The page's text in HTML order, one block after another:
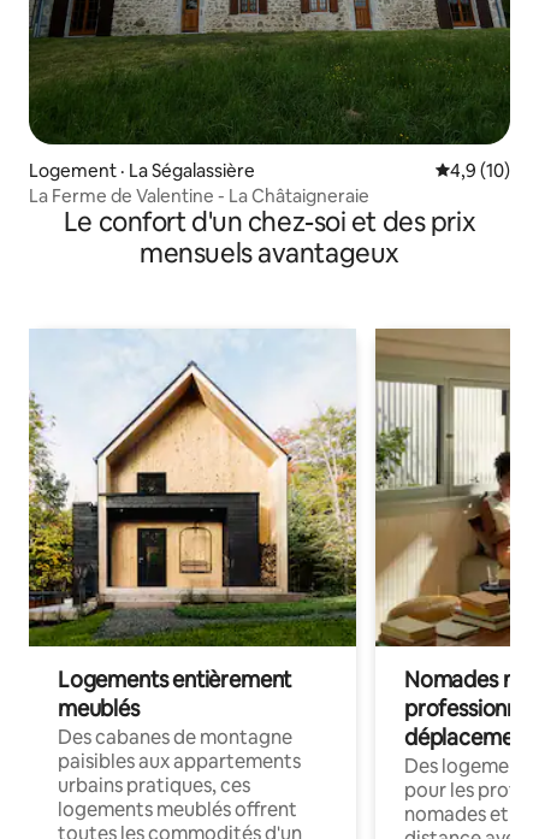
Logement · La Ségalassière Note
4,9 (10)
La Ferme de Valentine - La Châtaigneraie
Le confort d'un chez-soi et des prix
mensuels avantageux
Logements entièrement
meublés
Des cabanes de montagne
paisibles aux appartements
urbains pratiques, ces
logements meublés offrent
toutes les commodités d'un
Nomades
déplacement
Des
pour les
nomades et